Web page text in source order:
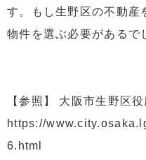
す。もし生野区の不動産
物件を選ぶ必要があるで
【参照】 大阪市生野区
https://
6.html